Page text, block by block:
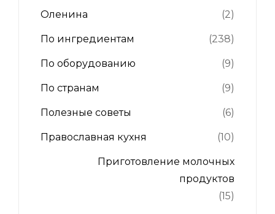
Оленина (2)
По ингредиентам (238)
По оборудованию (9)
По странам (9)
Полезные советы (6)
Православная кухня (10)
Приготовление молочных
продуктов
(15)